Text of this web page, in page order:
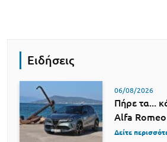
Ειδήσεις
06/08/2026
Πήρε τα...
Alfa
Δείτε